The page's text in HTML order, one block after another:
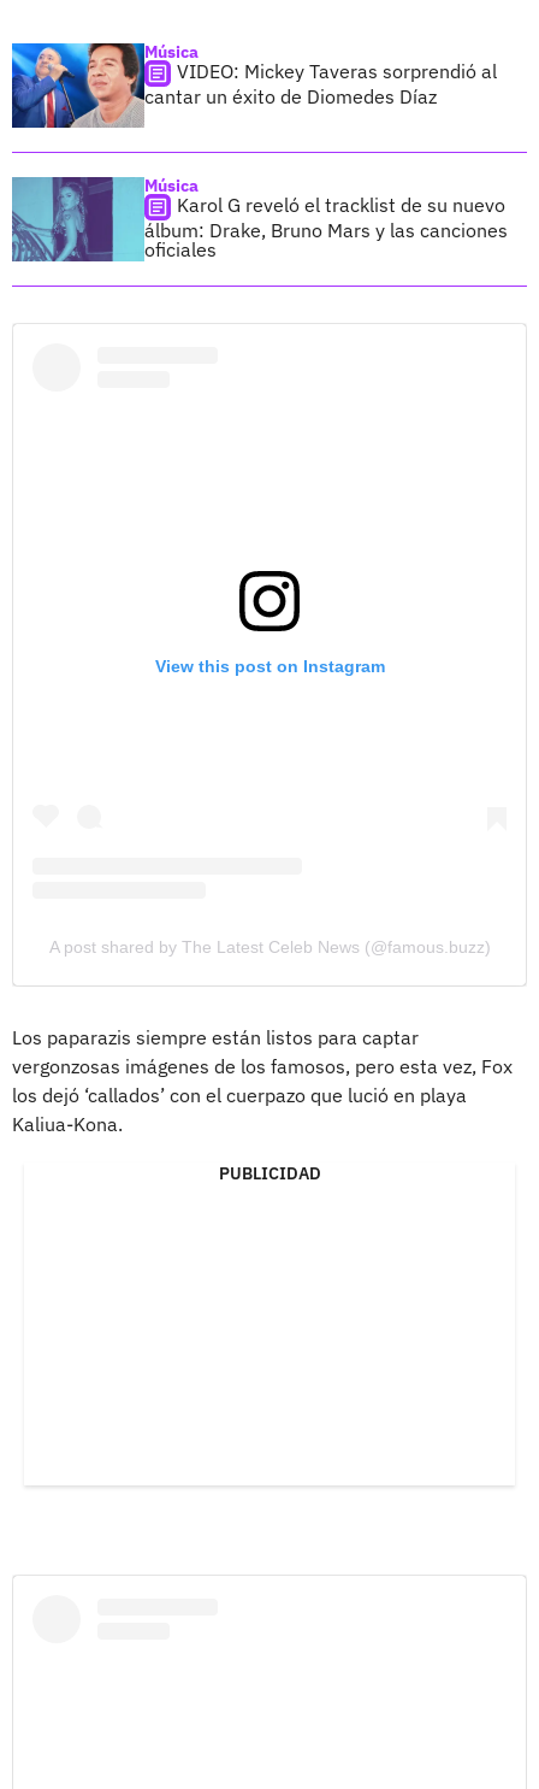
Música
VIDEO: Mickey Taveras sorprendió al
cantar un éxito de Diomedes Díaz
Música
Karol G reveló el tracklist de su nuevo
álbum: Drake, Bruno Mars y las canciones
oficiales
View this post on Instagram
A post shared by The Latest Celeb News (@famous.buzz)
Los paparazis siempre están listos para captar
vergonzosas imágenes de los famosos, pero esta vez, Fox
los dejó ‘callados’ con el cuerpazo que lució en playa
Kaliua-Kona.
PUBLICIDAD